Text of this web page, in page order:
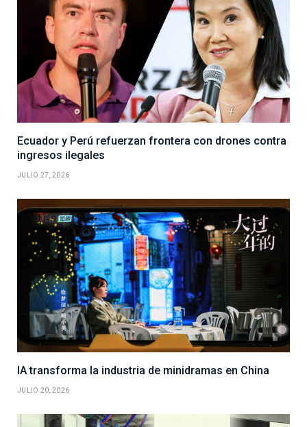
Ecuador y Perú refuerzan frontera con drones contra
ingresos ilegales
JULIO 27, 2026
IA transforma la industria de minidramas en China
JULIO 20, 2026